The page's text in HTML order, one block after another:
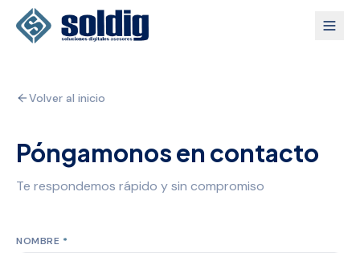
Volver al inicio
Póngamonos en contacto
Te respondemos rápido y sin compromiso
NOMBRE *